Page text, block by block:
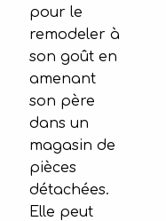
pour le
remodeler à
son goût en
amenant
son père
dans un
magasin de
pièces
détachées.
Elle peut